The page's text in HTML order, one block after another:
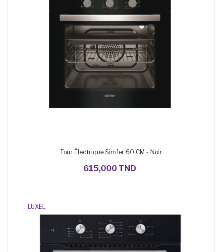
Four Électrique Simfer 60 CM - Noir
615,000 TND
LUXEL